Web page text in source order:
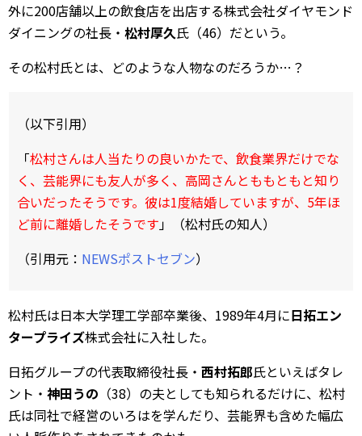
外に200店舗以上の飲食店を出店する株式会社ダイヤモンド
ダイニングの社長・ 松村厚久氏（46）だという。
その松村氏とは、どのような人物なのだろうか…？
（以下引用）
「松村さんは人当たりの良いかたで、飲食業界だけでな
く、芸能界にも友人が多く、高岡さんとももともと知り
合いだったそうです。彼は1度結婚していますが、5年ほ
ど前に離婚したそうです」（松村氏の知人）
（引用元： NEWSポストセブン）
松村氏は日本大学理工学部卒業後、1989年4月に日拓エン
タープライズ株式会社に入社した。
日拓グループの代表取締役社長・ 西村拓郎氏といえばタレ
ント・ 神田うの （38）の夫としても知られるだけに、松村
氏は同社で経営のいろはを学んだり、芸能界も含めた幅広